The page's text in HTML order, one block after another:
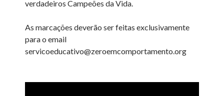
verdadeiros Campeões da Vida.
As marcações deverão ser feitas exclusivamente
para o email
servicoeducativo@zeroemcomportamento.org